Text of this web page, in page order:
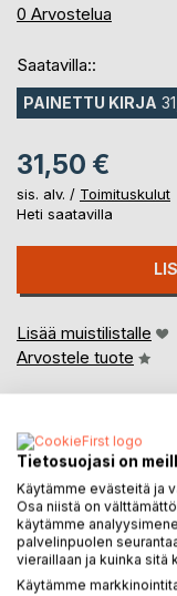
0%
0 Arvostelua
Saatavilla::
PAINETTU KIRJA
31,50 €
sis. alv. / Toimituskulut
Heti saatavilla
Lisää muistilistalle
Arvostele tuote
KUVAUS
Tähtiensiirtelijässä
Tietosuojasi on
Käytämme evästeitä ja
Osa niistä on
käytämme
palvelinpuolen
vieraillaan ja kuinka sitä
Käytämme